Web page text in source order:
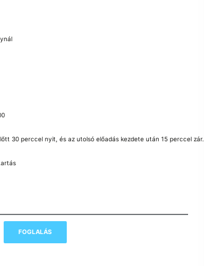
30 perccel nyit, és az utolsó előadás kezdete után 15 perccel zár.